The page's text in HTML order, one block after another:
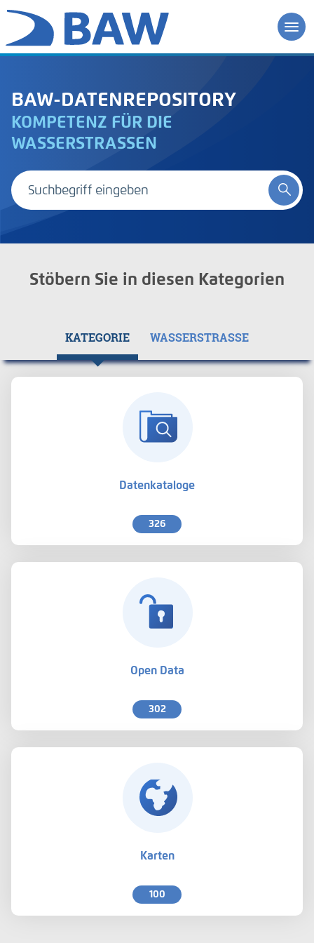
BAW-DATENREPOSITORY
KOMPETENZ FÜR DIE
WASSERSTRASSEN
Stöbern Sie in diesen Kategorien
KATEGORIE WASSERSTRASSE
Datenkataloge
326
Open Data
302
Karten
100